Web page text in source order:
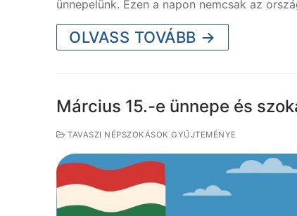
ünnepelünk. Ezen a napon nemcsak az
OLVASS TOVÁBB →
Március 15.-e ünnepe és
TAVASZI NÉPSZOKÁSOK GYŰJTEMÉNYE